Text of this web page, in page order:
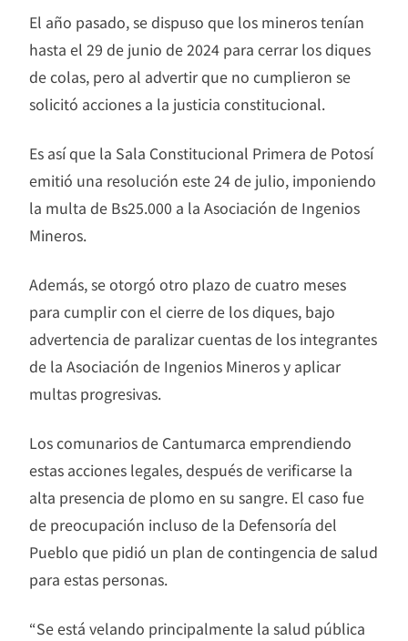
El año pasado, se dispuso que los mineros tenían
hasta el 29 de junio de 2024 para cerrar los diques
de colas, pero al advertir que no cumplieron se
solicitó acciones a la justicia constitucional.
Es así que la Sala Constitucional Primera de Potosí
emitió una resolución este 24 de julio, imponiendo
la multa de Bs25.000 a la Asociación de Ingenios
Mineros.
Además, se otorgó otro plazo de cuatro meses
para cumplir con el cierre de los diques, bajo
advertencia de paralizar cuentas de los integrantes
de la Asociación de Ingenios Mineros y aplicar
multas progresivas.
Los comunarios de Cantumarca emprendiendo
estas acciones legales, después de verificarse la
alta presencia de plomo en su sangre. El caso fue
de preocupación incluso de la Defensoría del
Pueblo que pidió un plan de contingencia de salud
para estas personas.
“Se está velando principalmente la salud pública